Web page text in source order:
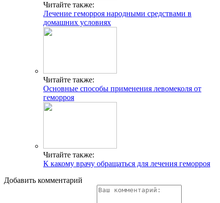
Читайте также:
Лечение геморроя народными средствами в
домашних условиях
Читайте также:
Основные способы применения левомеколя от
геморроя
Читайте также:
К какому врачу обращаться для лечения геморроя
Добавить комментарий